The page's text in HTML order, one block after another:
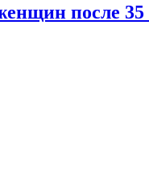
после 35